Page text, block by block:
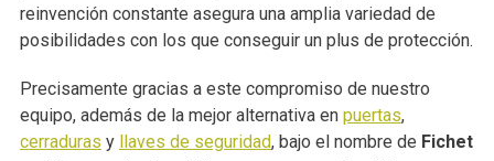
reinvención constante asegura una amplia variedad de
posibilidades con los que conseguir un plus de protección.
Precisamente gracias a este compromiso de nuestro
equipo, además de la mejor alternativa en puertas,
cerraduras y llaves de seguridad, bajo el nombre de Fichet